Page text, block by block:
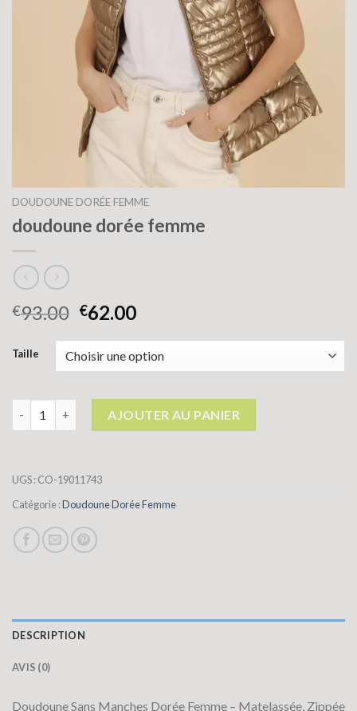
DOUDOUNE DORÉE FEMME
doudoune dorée femme
€93.00 €62.00
Taille
AJOUTER AU PANIER
UGS :CO-19011743
Catégorie :Doudoune Dorée Femme
DESCRIPTION
AVIS (0)
Doudoune Sans Manches Dorée Femme – Matelassée, Zippée